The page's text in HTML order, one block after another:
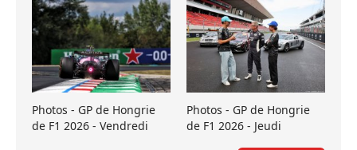
Photos - GP de Hongrie
de F1 2026 - Vendredi
Photos - GP de Hongrie
de F1 2026 - Jeudi